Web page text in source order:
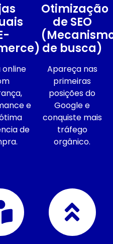
online
e
de
Otimização
de SEO
de busca)
Apareça nas
primeiras
posições do
Google e
conquiste mais
tráfego
orgânico.